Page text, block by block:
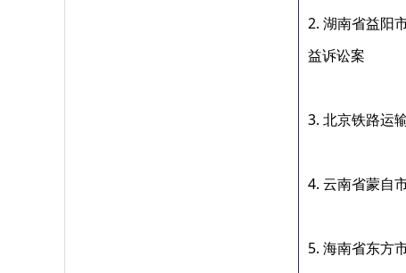
2. 湖南省益阳
益诉讼案
3. 北京铁路运
4. 云南省蒙自
5. 海南省东方